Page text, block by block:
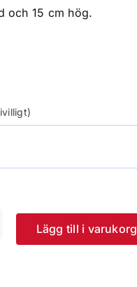
och 15 cm hög.
Lägg till i varukorg